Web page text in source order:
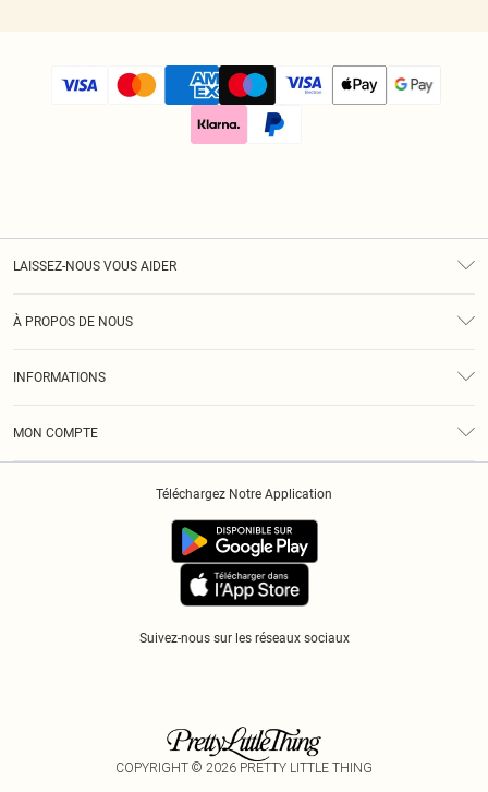
LAISSEZ-NOUS VOUS AIDER
À PROPOS DE NOUS
INFORMATIONS
MON COMPTE
Suivez-nous sur les réseaux sociaux
Téléchargez Notre Application
COPYRIGHT © 2026 PRETTY LITTLE THING